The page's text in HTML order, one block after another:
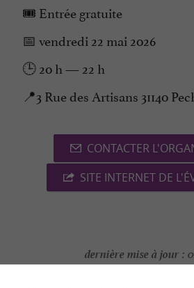
🎟️ Entrée gratuite
📅 vendredi 22 mai 2026
🕒 20 h — 22 h
📍3 Rue des Artisans 31140
CONTACTER
SITE INTERNET DE
dernière mise à jour :